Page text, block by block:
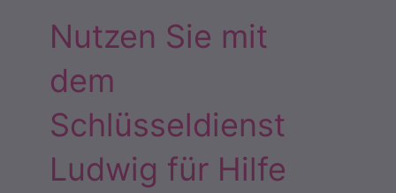
Nutzen Sie mit
dem
Schlüsseldienst
Ludwig für Hilfe